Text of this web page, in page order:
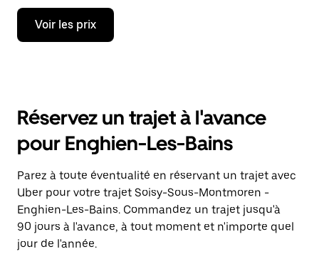
Appuyez
la
ouvrir
calendrier
et
sélectionner
une
date.
Appuyez
sur
la
touche
Voir les prix
Réservez un trajet à l'avance
pour Enghien-Les-Bains
Parez à toute éventualité en réservant un trajet avec
Uber pour votre trajet Soisy-Sous-Montmoren -
Enghien-Les-Bains. Commandez un trajet jusqu'à
90 jours à l'avance, à tout moment et n'importe quel
jour de l'année.